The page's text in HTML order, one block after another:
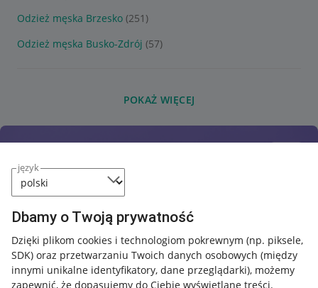
język
Dbamy o Twoją prywatność
Dzięki plikom cookies i technologiom pokrewnym (np. piksele,
SDK) oraz przetwarzaniu Twoich danych osobowych (między
innymi unikalne identyfikatory, dane przeglądarki), możemy
zapewnić, że dopasujemy do Ciebie wyświetlane treści.
Odzież męska Brzesko (251)
Odzież męska Busko-Zdrój (57)
POKAŻ WIĘCEJ